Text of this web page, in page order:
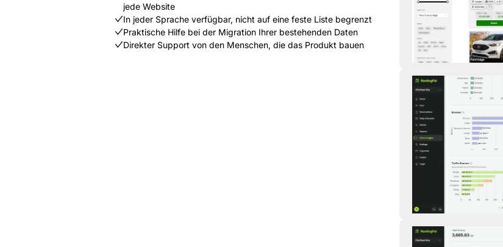
jede Website
In jeder Sprache verfügbar, nicht auf eine feste Liste begrenzt
Praktische Hilfe bei der Migration Ihrer bestehenden Daten
Direkter Support von den Menschen, die das Produkt bauen